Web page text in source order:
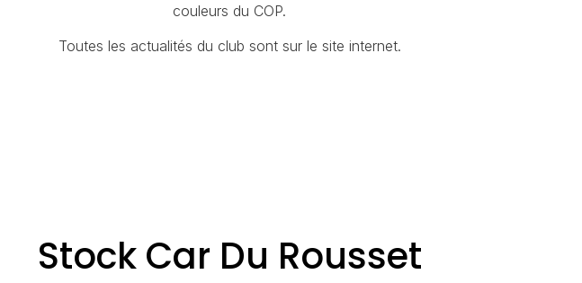
couleurs du COP.
Toutes les actualités du club sont sur le site internet.
Stock Car Du Rousset